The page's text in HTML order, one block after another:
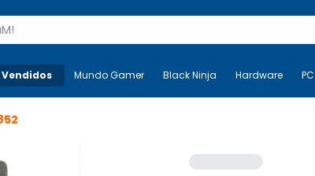
Mais-v- Mundo Gamer Black Ninja
Mundo Gamer Black Ninja Hardware